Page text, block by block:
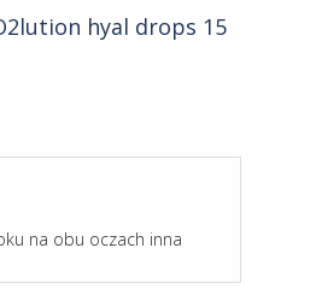
hyal drops 15
na obu oczach inna